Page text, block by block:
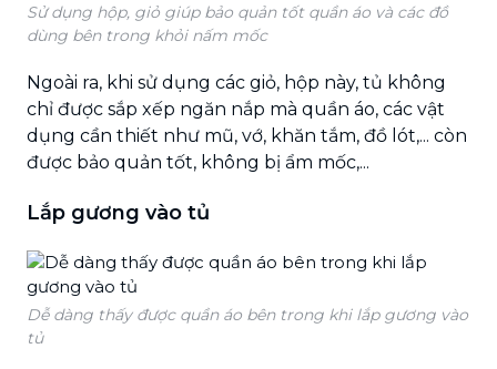
Sử dụng hộp, giỏ giúp bảo quản tốt quần áo và các đồ
dùng bên trong khỏi nấm mốc
Ngoài ra, khi sử dụng các giỏ, hộp này, tủ không
chỉ được sắp xếp ngăn nắp mà quần áo, các vật
dụng cần thiết như mũ, vớ, khăn tắm, đồ lót,... còn
được bảo quản tốt, không bị ẩm mốc,...
Lắp gương vào tủ
Dễ dàng thấy được quần áo bên trong khi lắp gương vào
tủ